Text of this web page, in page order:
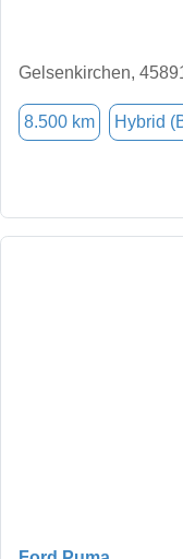
Gelsenkirchen,
8.500 km Hybrid